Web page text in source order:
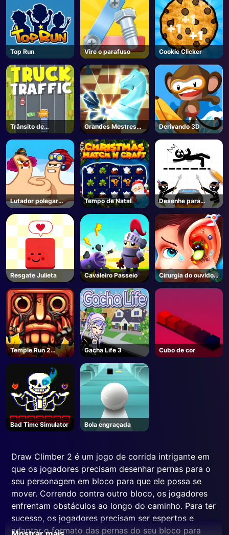
Top Run Vire o parafuso Cookie Clicker
Trânsito de
caminhões
Grandes Mestres
de Xadrez
Derivando 3D
Lutador polegar
Natal
Tempo de Natal
Desenhe para
salvar
Resgate Julieta Cavaleiro Passeio
Cirurgia do ouvido
engraçado 2
Temple Run 2
Queda da selva
Gacha Life 3 Cubo de cor
Bad Time Simulator Bola engraçada
Draw Climber 2 é um jogo de corrida intrigante em
que os jogadores precisam desenhar pernas para o
seu personagem em bloco para que ele possa se
mover. Correndo contra outro bloco, os jogadores
enfrentam obstáculos ao longo do caminho. Para ter
sucesso, os jogadores precisam ser espertos e
adaptar o formato das pernas do seu bloco para